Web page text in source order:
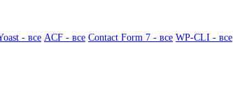
- все ACF - все Contact Form 7 - все WP-CLI - все